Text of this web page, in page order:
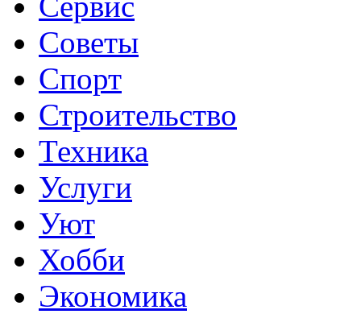
Советы
Спорт
Строительство
Техника
Услуги
Уют
Хобби
Экономика